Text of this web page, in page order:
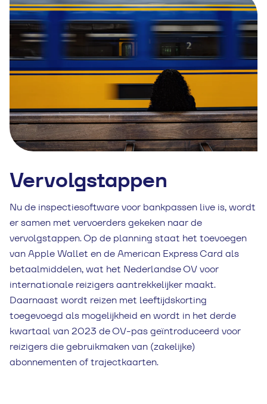
Vervolgstappen
Nu de inspectiesoftware voor bankpassen live is, wordt
er samen met vervoerders gekeken naar de
vervolgstappen. Op de planning staat het toevoegen
van Apple Wallet en de American Express Card als
betaalmiddelen, wat het Nederlandse OV voor
internationale reizigers aantrekkelijker maakt.
Daarnaast wordt reizen met leeftijdskorting
toegevoegd als mogelijkheid en wordt in het derde
kwartaal van 2023 de OV-pas geïntroduceerd voor
reizigers die gebruikmaken van (zakelijke)
abonnementen of trajectkaarten.